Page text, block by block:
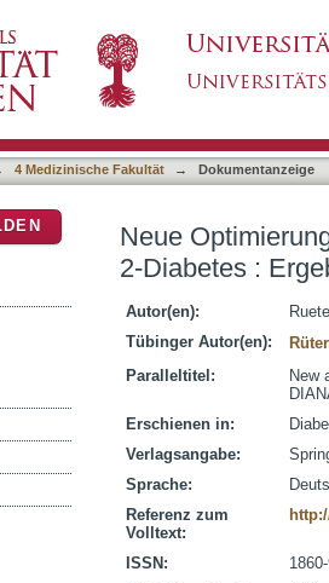
4 Medizinische Fakultät → Dokumentanzeige
Neue
2-Diabetes :
Autor(en):
Tübinger Autor(en):
Paralleltitel:
New
Erschienen in:
Verlagsangabe:
Sprache:
Referenz zum
Volltext:
ISSN: